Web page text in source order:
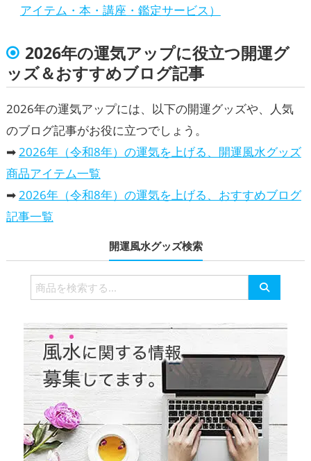
アイテム・本・講座・鑑定サービス）
2026年の運気アップに役立つ開運グ
ッズ＆おすすめブログ記事
2026年の運気アップには、以下の開運グッズや、人気
のブログ記事がお役に立つでしょう。
➡2026年（令和8年）の運気を上げる、開運風水グッズ
商品アイテム一覧
➡2026年（令和8年）の運気を上げる、おすすめブログ
記事一覧
開運風水グッズ検索
検
索
象: